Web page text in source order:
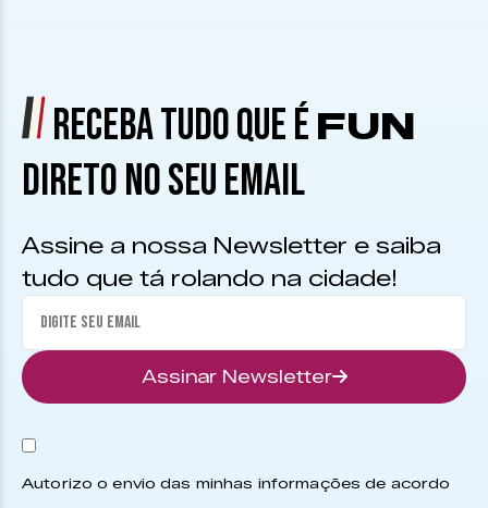
RECEBA TUDO QUE É FUN
DIRETO NO SEU EMAIL
Assine a nossa Newsletter e saiba
tudo que tá rolando na cidade!
Assinar Newsletter
Autorizo o envio das minhas informações de acordo